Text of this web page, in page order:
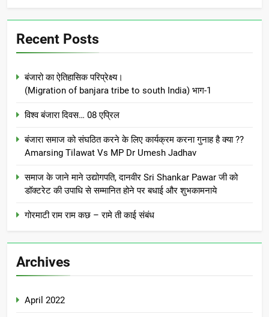
Recent Posts
बंजारो का ऐतिहासिक परिप्रेक्ष्य।
(Migration of banjara tribe to south India) भाग-1
विश्व बंजारा दिवस… 08 एप्रिल
बंजारा समाज को संघठित करने के लिए कार्यक्रम करना गुनाह है क्या ??
Amarsing Tilawat Vs MP Dr Umesh Jadhav
समाज के जाने माने उद्योगपति, दानवीर Sri Shankar Pawar जी को
डॉक्टरेट की उपाधि से सम्मानित होने पर बधाई और शुभकामनाये
गोरमाटी राम राम कछ – रामे ती काई संबंध
Archives
April 2022